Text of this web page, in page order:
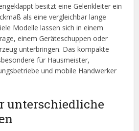
besitzt eine Gelenkleiter ein
als eine vergleichbar lange
Modelle lassen sich in einem
einem Geräteschuppen oder
unterbringen. Das kompakte
für Hausmeister,
und mobile Handwerker
unterschiedliche